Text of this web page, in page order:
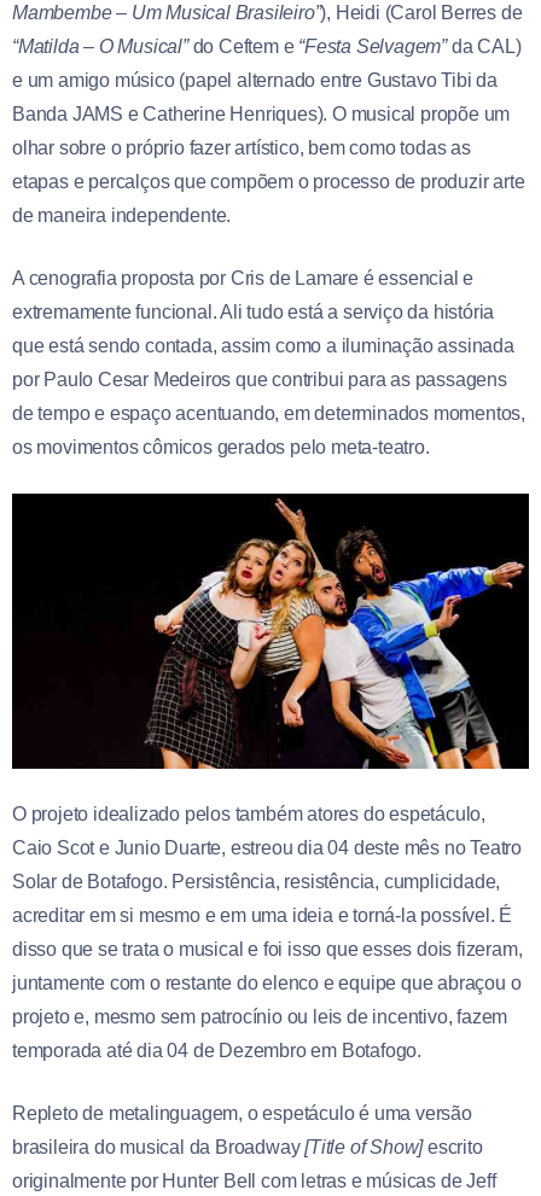
Mambembe – Um Musical Brasileiro”), Heidi (Carol Berres de
“Matilda – O Musical”do Ceftem e “Festa Selvagem”da CAL)
e um amigo músico (papel alternado entre Gustavo Tibi da
Banda JAMS e Catherine Henriques). O musical propõe um
olhar sobre o próprio fazer artístico, bem como todas as
etapas e percalços que compõem o processo de produzir arte
de maneira independente.
A cenografia proposta por Cris de Lamare é essencial e
extremamente funcional. Ali tudo está a serviço da história
que está sendo contada, assim como a iluminação assinada
por Paulo Cesar Medeiros que contribui para as passagens
de tempo e espaço acentuando, em determinados momentos,
os movimentos cômicos gerados pelo meta-teatro.
O projeto idealizado pelos também atores do espetáculo,
Caio Scot e Junio Duarte, estreou dia 04 deste mês no Teatro
Solar de Botafogo. Persistência, resistência, cumplicidade,
acreditar em si mesmo e em uma ideia e torná-la possível. É
disso que se trata o musical e foi isso que esses dois fizeram,
juntamente com o restante do elenco e equipe que abraçou o
projeto e, mesmo sem patrocínio ou leis de incentivo, fazem
temporada até dia 04 de Dezembro em Botafogo.
Repleto de metalinguagem, o espetáculo é uma versão
brasileira do musical da Broadway[Title of Show]escrito
originalmente por Hunter Bell com letras e músicas de Jeff